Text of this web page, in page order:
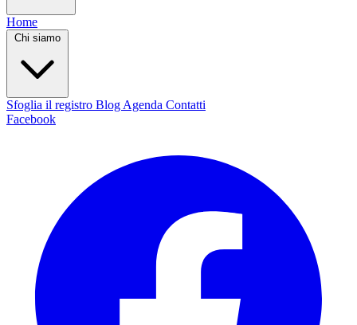
Home
Chi siamo
Sfoglia il registro Blog Agenda Contatti
Facebook